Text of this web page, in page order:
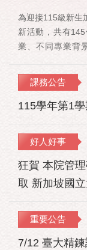
為迎接115級新生
新活動，共有
業、不同專業背
謝郭佳瑋院長、
場，給予115 級
外進修，也特別
課務公告
115學年第1
好人好事
狂賀 本院管
取 新加坡國
重要公告
7/12 臺大精